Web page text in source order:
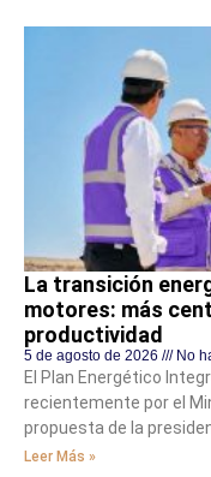
La transición
motores: más
productividad
5 de agosto de 2026 No
El Plan Energético
recientemente por el
propuesta de la
Leer Más »